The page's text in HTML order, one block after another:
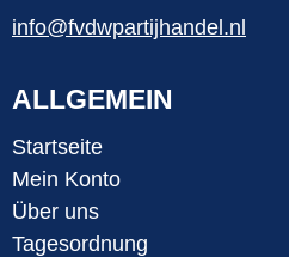
info@fvdwpartijhandel.nl
ALLGEMEIN
Startseite
Mein Konto
Über uns
Tagesordnung